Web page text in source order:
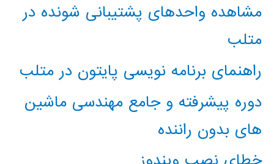
مشاهده واحدهای پشتیبانی شونده در
متلب
راهنمای برنامه نویسی پایتون در متلب
دوره پیشرفته و جامع مهندسی ماشین
های بدون راننده